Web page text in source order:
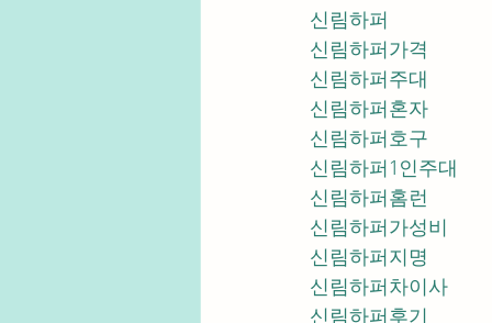
신림하퍼
신림하퍼가격
신림하퍼주대
신림하퍼혼자
신림하퍼호구
신림하퍼1인주대
신림하퍼홈런
신림하퍼가성비
신림하퍼지명
신림하퍼차이사
신림하퍼후기